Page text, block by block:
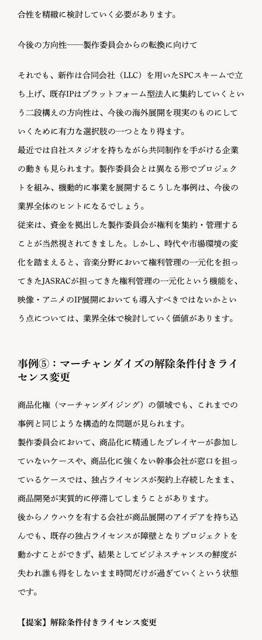
合性を精緻に検討していく必要があります。
今後の方向性——製作委員会からの転換に向けて
それでも、新作は合同会社（LLC）を用いたSPCスキームで立
ち上げ、既存IPはプラットフォーム型法人に集約していくとい
う二段構えの方向性は、今後の海外展開を現実のものにして
いくために有力な選択肢の一つとなり得ます。
最近では自社スタジオを持ちながら共同制作を手がける企業
の動きも見られます。製作委員会とは異なる形でプロジェク
トを組み、機動的に事業を展開するこうした事例は、今後の
業界全体のヒントになるでしょう。
従来は、資金を拠出した製作委員会が権利を集約・管理する
ことが当然視されてきました。しかし、時代や市場環境の変
化を踏まえると、音楽分野において権利管理の一元化を担っ
てきたJASRACが担ってきた権利管理の一元化という機能を、
映像・アニメのIP展開においても導入すべきではないかとい
う点については、業界全体で検討していく価値があります。
事例⑤： マーチャンダイズの解除条件付きライ
センス変更
商品化権（マーチャンダイジング）の領域でも、これまでの
事例と同じような構造的な問題が見られます。
製作委員会において、商品化に精通したプレイヤーが参加し
ていないケースや、商品化に強くない幹事会社が窓口を担っ
ているケースでは、独占ライセンスが契約上存続したまま、
商品開発が実質的に停滞してしまうことがあります。
後からノウハウを有する会社が商品展開のアイデアを持ち込
んでも、既存の独占ライセンスが障壁となりプロジェクトを
動かすことができず、結果としてビジネスチャンスの鮮度が
失われ誰も得をしないまま時間だけが過ぎていくという状態
です。
【 提案】解除条件付きライセンス変更